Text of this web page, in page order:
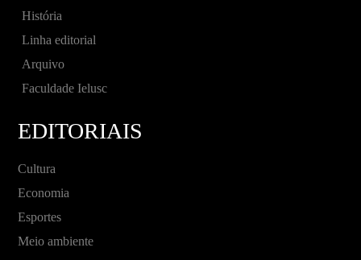
História
Linha editorial
Arquivo
Faculdade Ielusc
EDITORIAIS
Cultura
Economia
Esportes
Meio ambiente